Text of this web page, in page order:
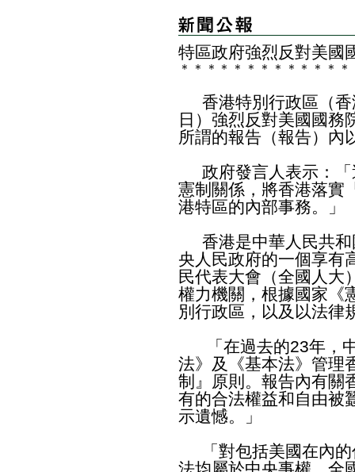
特區政府強烈反對美國
＊ ＊ ＊ ＊ ＊ ＊ ＊ ＊ ＊ ＊ ＊ ＊ ＊
香港特別行政區（香
日）強烈反對美國國
所謂的報告（報告）
政府發言人表示：「
憲制關係，將香港落實
港特區的內部事務。」
香港是中華人民共和
央人民政府的一個享有
民代表大會（全國人大
權力機關，根據國家《
別行政區，以及以法律
「在過去的23年，中
法》及《基本法》管理
制』原則。報告內有關
有的合法權益和自由被
示遺憾。」
「對包括美國在內的